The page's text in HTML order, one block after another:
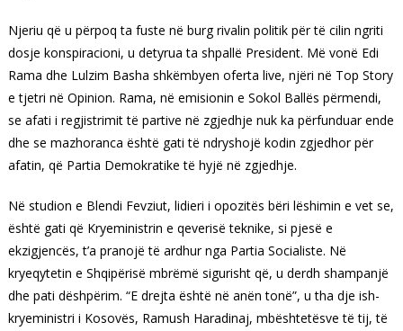
Njeriu që u përpoq ta fuste në burg rivalin politik për të cilin ngriti
dosje konspiracioni, u detyrua ta shpallë President. Më vonë Edi
Rama dhe Lulzim Basha shkëmbyen oferta live, njëri në Top Story
e tjetri në Opinion. Rama, në emisionin e Sokol Ballës përmendi,
se afati i regjistrimit të partive në zgjedhje nuk ka përfunduar ende
dhe se mazhoranca është gati të ndryshojë kodin zgjedhor për
afatin, që Partia Demokratike të hyjë në zgjedhje.
Në studion e Blendi Fevziut, lidieri i opozitës bëri lëshimin e vet se,
është gati që Kryeministrin e qeverisë teknike, si pjesë e
ekzigjencës, t’a pranojë të ardhur nga Partia Socialiste. Në
kryeqytetin e Shqipërisë mbrëmë sigurisht që, u derdh shampanjë
dhe pati dëshpërim. “E drejta është në anën tonë”, u tha dje ish-
kryeministri i Kosovës, Ramush Haradinaj, mbështetësve të tij, të